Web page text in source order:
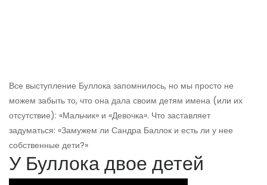
Все выступление Буллока запомнилось, но мы просто не
можем забыть то, что она дала своим детям имена (или их
отсутствие): «Мальчик» и «Девочка». Что заставляет
задуматься: «Замужем ли Сандра Баллок и есть ли у нее
собственные дети?»
У Буллока двое детей